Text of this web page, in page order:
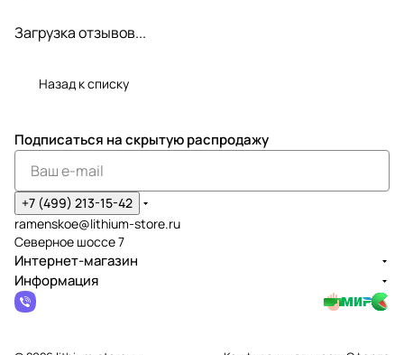
Загрузка отзывов...
Назад к списку
Подписаться на скрытую распродажу
+7 (499) 213-15-42
ramenskoe@lithium-store.ru
Северное шоссе 7
Интернет-магазин
Информация